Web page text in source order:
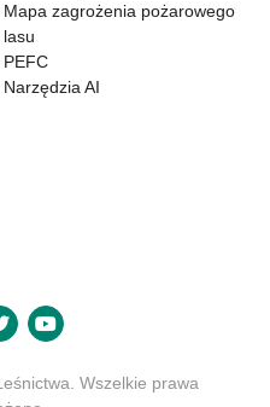
Mapa zagrożenia pożarowego
lasu
PEFC
Narzędzia AI
Wszelkie prawa